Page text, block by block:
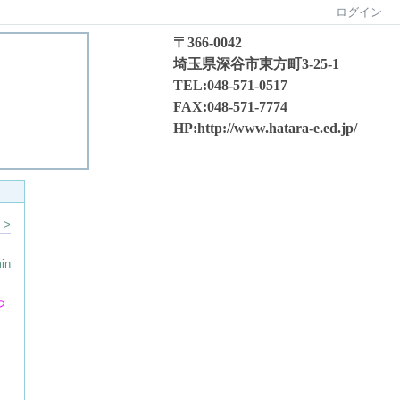
ログイン
〒366-0042
埼玉県深谷市東方町3-25-1
TEL:048-571-0517
FAX:048-571-7774
HP:http://www.hatara-e.ed.jp/
>